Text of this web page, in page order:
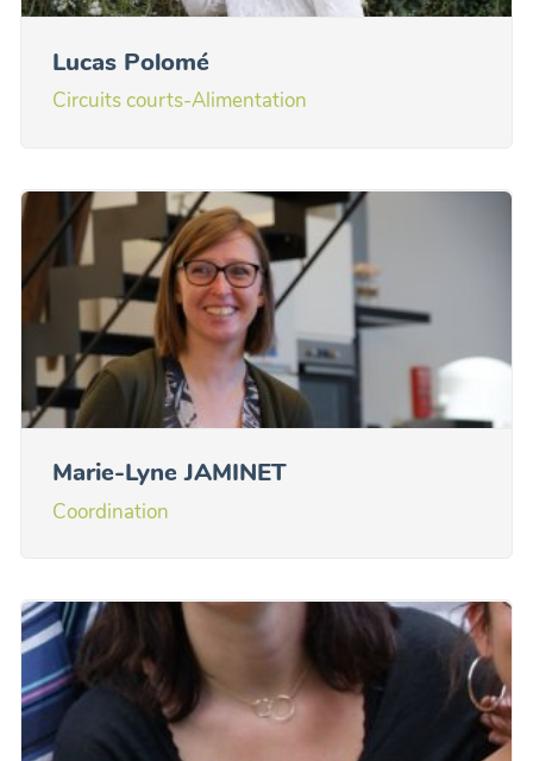
Lucas Polomé
Circuits courts-Alimentation
Marie-Lyne JAMINET
Coordination